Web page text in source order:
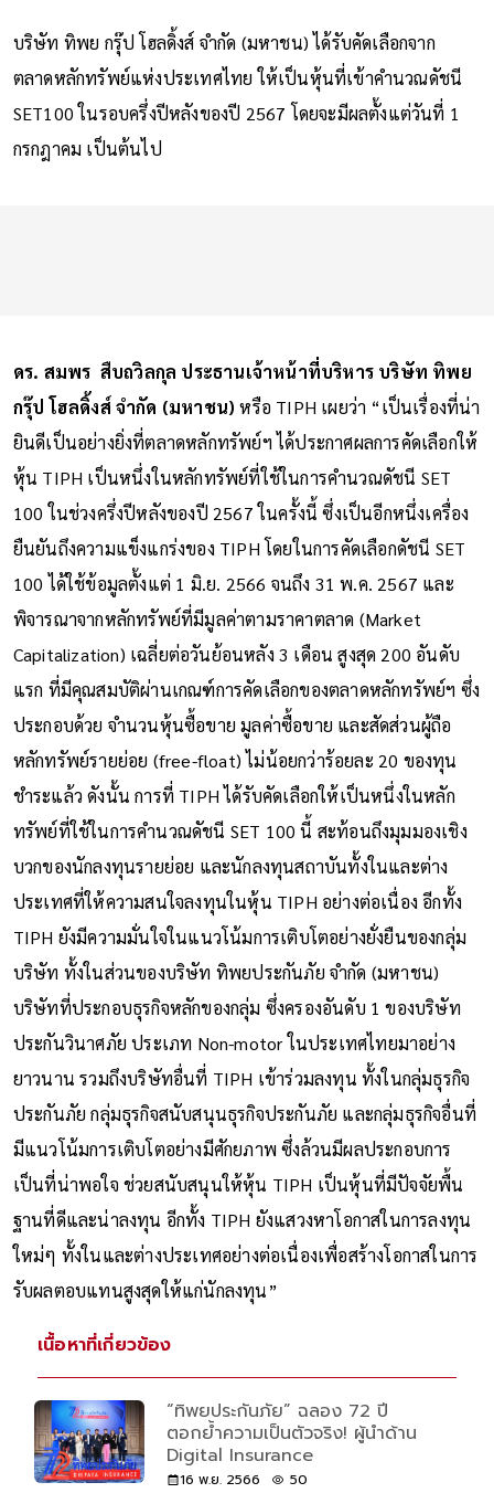
บริษัท ทิพย กรุ๊ป โฮลดิ้งส์ จำกัด (มหาชน) ได้รับคัดเลือกจาก
ตลาดหลักทรัพย์แห่งประเทศไทย ให้เป็นหุ้นที่เข้าคำนวณดัชนี
SET100 ในรอบครึ่งปีหลังของปี 2567 โดยจะมีผลตั้งแต่วันที่ 1
กรกฎาคม เป็นต้นไป
ดร. สมพร สืบถวิลกุล ประธานเจ้าหน้าที่บริหาร บริษัท ทิพย
กรุ๊ป โฮลดิ้งส์ จำกัด (มหาชน)หรือ TIPH เผยว่า “เป็นเรื่องที่น่า
ยินดีเป็นอย่างยิ่งที่ตลาดหลักทรัพย์ฯ ได้ประกาศผลการคัดเลือกให้
หุ้น TIPH เป็นหนึ่งในหลักทรัพย์ที่ใช้ในการคำนวณดัชนี SET
100 ในช่วงครึ่งปีหลังของปี 2567 ในครั้งนี้ ซึ่งเป็นอีกหนึ่งเครื่อง
ยืนยันถึงความแข็งแกร่งของ TIPH โดยในการคัดเลือกดัชนี SET
100 ได้ใช้ข้อมูลตั้งแต่ 1 มิ.ย. 2566 จนถึง 31 พ.ค. 2567 และ
พิจารณาจากหลักทรัพย์ที่มีมูลค่าตามราคาตลาด (Market
Capitalization) เฉลี่ยต่อวันย้อนหลัง 3 เดือน สูงสุด 200 อันดับ
แรก ที่มีคุณสมบัติผ่านเกณฑ์การคัดเลือกของตลาดหลักทรัพย์ฯ ซึ่ง
ประกอบด้วย จำนวนหุ้นซื้อขาย มูลค่าซื้อขาย และสัดส่วนผู้ถือ
หลักทรัพย์รายย่อย (free-float) ไม่น้อยกว่าร้อยละ 20 ของทุน
ชำระแล้ว ดังนั้น การที่ TIPH ได้รับคัดเลือกให้เป็นหนึ่งในหลัก
ทรัพย์ที่ใช้ในการคำนวณดัชนี SET 100 นี้ สะท้อนถึงมุมมองเชิง
บวกของนักลงทุนรายย่อย และนักลงทุนสถาบันทั้งในและต่าง
ประเทศที่ให้ความสนใจลงทุนในหุ้น TIPH อย่างต่อเนื่อง อีกทั้ง
TIPH ยังมีความมั่นใจในแนวโน้มการเติบโตอย่างยั่งยืนของกลุ่ม
บริษัท ทั้งในส่วนของบริษัท ทิพยประกันภัย จำกัด (มหาชน)
บริษัทที่ประกอบธุรกิจหลักของกลุ่ม ซึ่งครองอันดับ 1 ของบริษัท
ประกันวินาศภัย ประเภท Non-motor ในประเทศไทยมาอย่าง
ยาวนาน รวมถึงบริษัทอื่นที่ TIPH เข้าร่วมลงทุน ทั้งในกลุ่มธุรกิจ
ประกันภัย กลุ่มธุรกิจสนับสนุนธุรกิจประกันภัย และกลุ่มธุรกิจอื่นที่
มีแนวโน้มการเติบโตอย่างมีศักยภาพ ซึ่งล้วนมีผลประกอบการ
เป็นที่น่าพอใจ ช่วยสนับสนุนให้หุ้น TIPH เป็นหุ้นที่มีปัจจัยพื้น
ฐานที่ดีและน่าลงทุน อีกทั้ง TIPH ยังแสวงหาโอกาสในการลงทุน
ใหม่ๆ ทั้งในและต่างประเทศอย่างต่อเนื่องเพื่อสร้างโอกาสในการ
รับผลตอบแทนสูงสุดให้แก่นักลงทุน”
เนื้อหาที่เกี่ยวข้อง
“ทิพยประกันภัย” ฉลอง 72 ปี
ตอกย้ำความเป็นตัวจริง! ผู้นำด้าน
Digital Insurance
16 พ.ย. 2566 50